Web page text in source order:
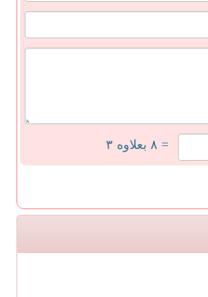
= ۸ بعلاوه ۳